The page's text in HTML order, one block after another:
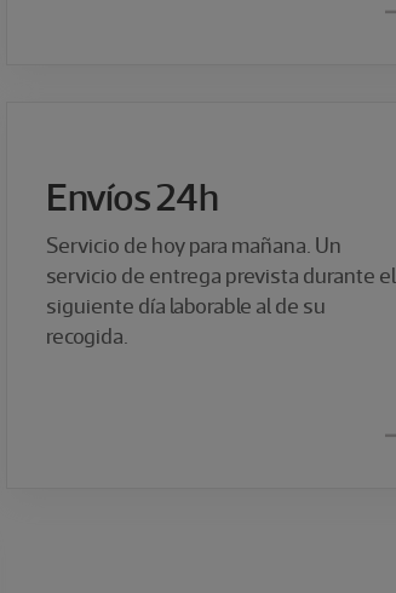
Envíos 24h
Servicio de hoy para mañana. Un
servicio de entrega prevista durante el
siguiente día laborable al de su
recogida.